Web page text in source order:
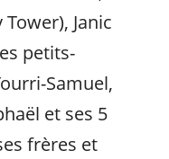
Janic
petits-
Samuel,
et ses 5
frères et